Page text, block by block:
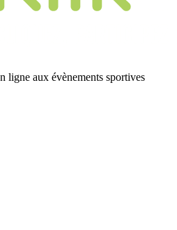
ligne aux évènements sportives